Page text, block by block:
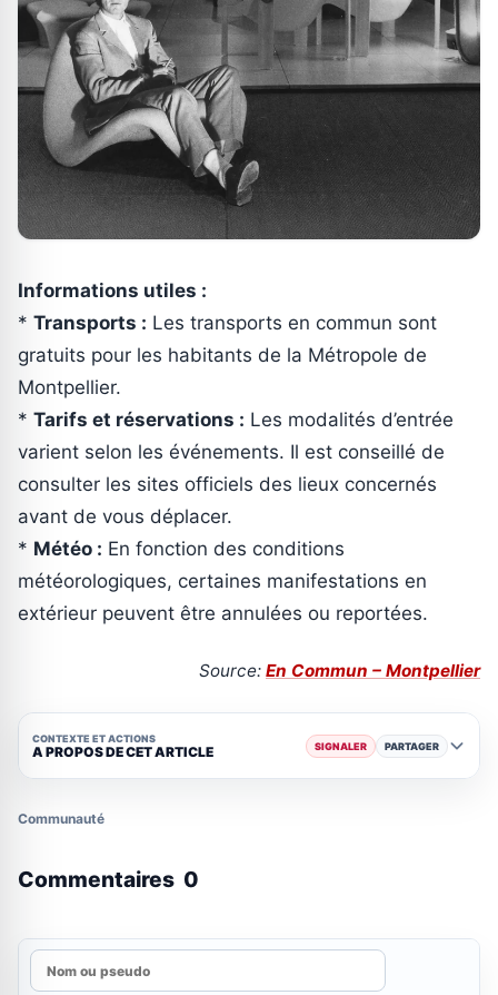
Informations utiles :
* Transports : Les transports en commun sont
gratuits pour les habitants de la Métropole de
Montpellier.
* Tarifs et réservations : Les modalités d’entrée
varient selon les événements. Il est conseillé de
consulter les sites officiels des lieux concernés
avant de vous déplacer.
* Météo : En fonction des conditions
météorologiques, certaines manifestations en
extérieur peuvent être annulées ou reportées.
Source: En Commun – Montpellier
CONTEXTE ET ACTIONS
A PROPOS DE CET ARTICLE SIGNALER PARTAGER
Communauté
Commentaires 0